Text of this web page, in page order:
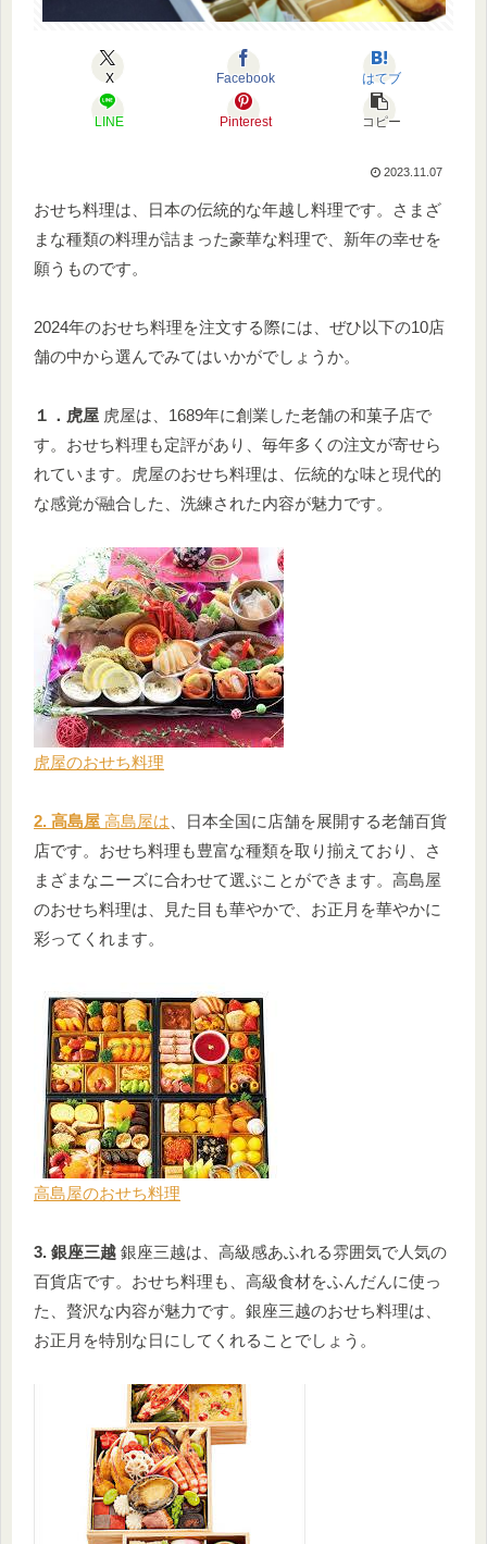
X Facebook はてブ
LINE Pinterest コピー
2023.11.07
おせち料理は、日本の伝統的な年越し料理です。さまざ
まな種類の料理が詰まった豪華な料理で、新年の幸せを
願うものです。
2024年のおせち料理を注文する際には、ぜひ以下の10店
舗の中から選んでみてはいかがでしょうか。
１．虎屋 虎屋は、1689年に創業した老舗の和菓子店で
す。おせち料理も定評があり、毎年多くの注文が寄せら
れています。虎屋のおせち料理は、伝統的な味と現代的
な感覚が融合した、洗練された内容が魅力です。
虎屋のおせち料理
2. 高島屋 高島屋は、日本全国に店舗を展開する老舗百貨
店です。おせち料理も豊富な種類を取り揃えており、さ
まざまなニーズに合わせて選ぶことができます。高島屋
のおせち料理は、見た目も華やかで、お正月を華やかに
彩ってくれます。
高島屋のおせち料理
3. 銀座三越 銀座三越は、高級感あふれる雰囲気で人気の
百貨店です。おせち料理も、高級食材をふんだんに使っ
た、贅沢な内容が魅力です。銀座三越のおせち料理は、
お正月を特別な日にしてくれることでしょう。